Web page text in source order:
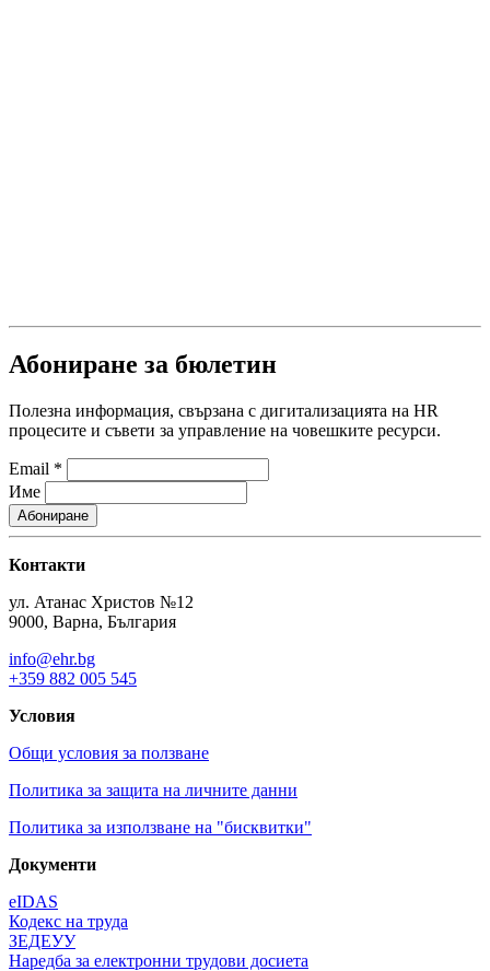
Абониране за бюлетин
Полезна информация, свързана с дигитализацията на HR
процесите и съвети за управление на човешките ресурси.
Email *
Име
Контакти
ул. Атанас Христов №12
9000, Варна, България
info@ehr.bg
+359 882 005 545
Условия
Общи условия за ползване
Политика за защита на личните данни
Политика за използване на "бисквитки"
Документи
eIDAS
Кодекс на труда
ЗЕДЕУУ
Наредба за електронни трудови досиета